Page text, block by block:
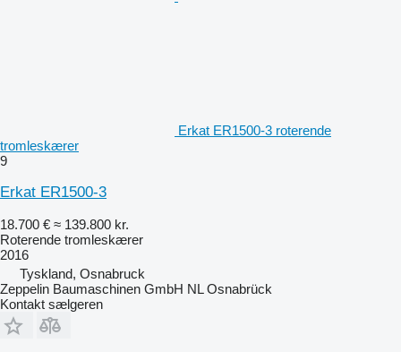
Erkat ER1500-3 roterende
tromleskærer
9
Erkat ER1500-3
18.700 € ≈ 139.800 kr.
Roterende tromleskærer
2016
Tyskland, Osnabruck
Zeppelin Baumaschinen GmbH NL Osnabrück
Kontakt sælgeren